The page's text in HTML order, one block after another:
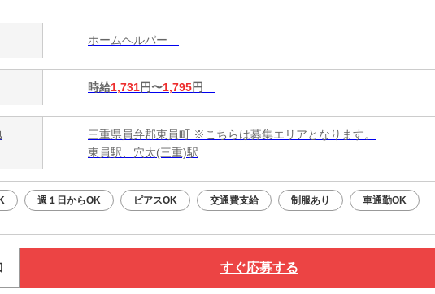
ホームヘルパー
時給1,731円〜1,795円
三重県員弁郡東員町 ※こちらは募集エリアとなります。
東員駅、穴太(三重)駅
週１日からOK ピアスOK 交通費支給 制服あり 車通勤OK
すぐ応募する